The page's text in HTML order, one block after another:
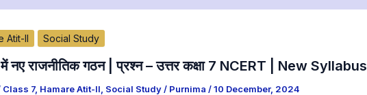
Atit-II Social Study
में नए राजनीतिक गठन | प्रश्न – उत्तर कक्षा 7 NCERT | New Syllabus
Class 7, Hamare Atit-II, Social Study/ Purnima /10 December, 2024